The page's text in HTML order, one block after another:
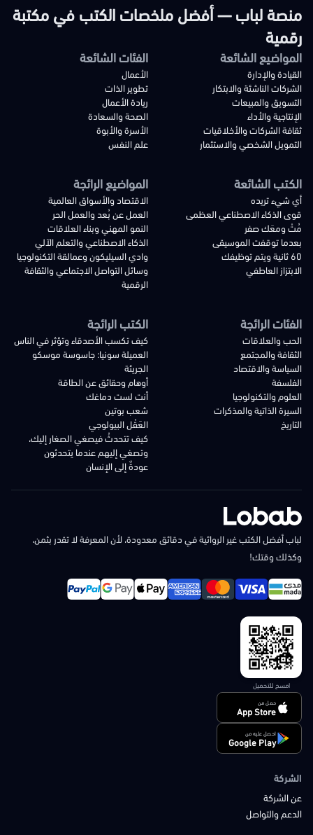
منصة لباب — أفضل ملخصات الكتب في مكتبة
رقمية
المواضيع الشائعة
القيادة والإدارة
الشركات الناشئة والابتكار
التسويق والمبيعات
الإنتاجية والأداء
ثقافة الشركات والأخلاقيات
التمويل الشخصي والاستثمار
الفئات الشائعة
الأعمال
تطوير الذات
ريادة الأعمال
الصحة والسعادة
الأسرة والأبوة
علم النفس
الكتب الشائعة
أي شيء تريده
قوى الذكاء الاصطناعي العظمى
مُتْ ومعَك صفر
بعدما توقفت الموسيقى
60 ثانية ويتم توظيفك
الابتزاز العاطفي
المواضيع الرائجة
الاقتصاد والأسواق العالمية
العمل عن بُعد والعمل الحر
النمو المهني وبناء العلاقات
الذكاء الاصطناعي والتعلم الآلي
وادي السيليكون وعمالقة التكنولوجيا
وسائل التواصل الاجتماعي والثقافة
الرقمية
الفئات الرائجة
الحب والعلاقات
الثقافة والمجتمع
السياسة والاقتصاد
الفلسفة
العلوم والتكنولوجيا
السيرة الذاتية والمذكرات
التاريخ
الكتب الرائجة
كيف تكسب الأصدقاء وتؤثر في الناس
العميلة سونيا: جاسوسة موسكو
الجريئة
أوهام وحقائق عن الطاقة
أنت لست دماغك
شعب بوتين
العَقْل البيولوجي
كيف تتحدثُ فيصغي الصغار إليك،
وتصغي إليهم عندما يتحدثون
عودةٌ إلى الإنسان
لباب أفضل الكتب غير الروائية في دقائق معدودة، لأن المعرفة لا تقدر بثمن،
وكذلك وقتك!
امسح للتحميل
حمل من
App Store
احصل عليه من
Google Play
الشركة
عن الشركة
الدعم والتواصل